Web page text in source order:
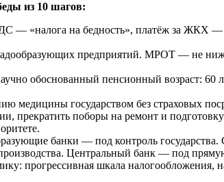
из 10 шагов:
— «налога на бедность», платёж за ЖКХ
предприятий. МРОТ — не
обоснованный пенсионный
государством без страховых
прекратить поборы на ремонт и
банки — под контроль
Центральный банк — под прямую
прогрессивная шкала налогообложения,